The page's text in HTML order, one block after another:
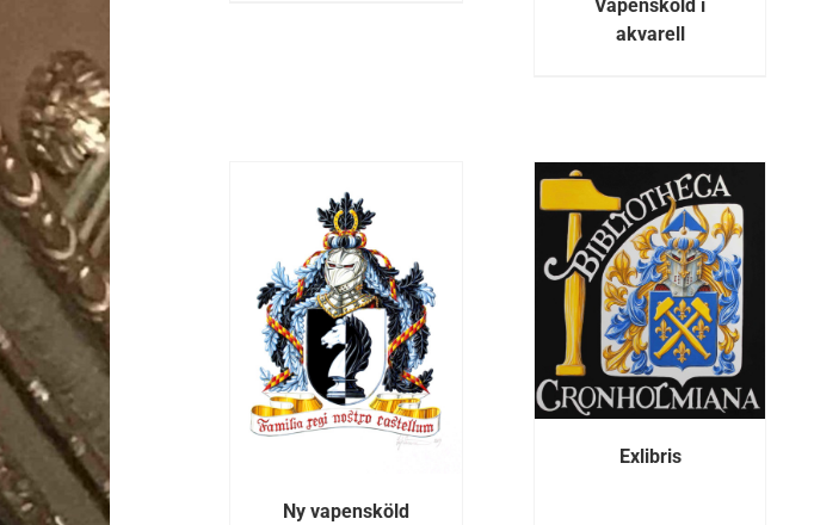
Vapensköld i
akvarell
DETALJER
Ny vapensköld
DETALJER
Exlibris
DETALJER